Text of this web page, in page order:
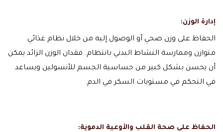
إدارة الوزن:
الحفاظ على وزن صحي أو الوصول إليه من خلال نظام غذائي
متوازن وممارسة النشاط البدني بانتظام. فقدان الوزن الزائد يمكن
أن يحسن بشكل كبير من حساسية الجسم للأنسولين ويساعد
في التحكم في مستويات السكر في الدم.
الحفاظ على صحة القلب والأوعية الدموية: